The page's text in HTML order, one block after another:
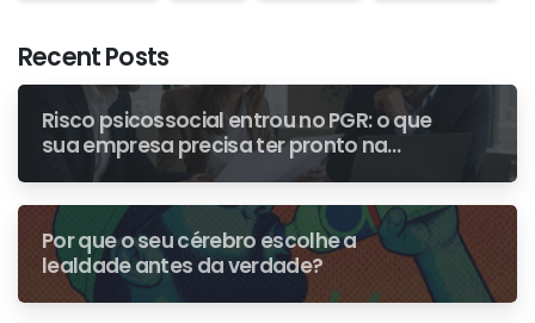
Recent Posts
Risco psicossocial entrou no PGR: o que
sua empresa precisa ter pronto na
primeira fiscalização
Por que o seu cérebro escolhe a
lealdade antes da verdade?